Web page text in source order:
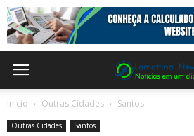
Inicio Outras Cidades Santos
Outras Cidades Santos